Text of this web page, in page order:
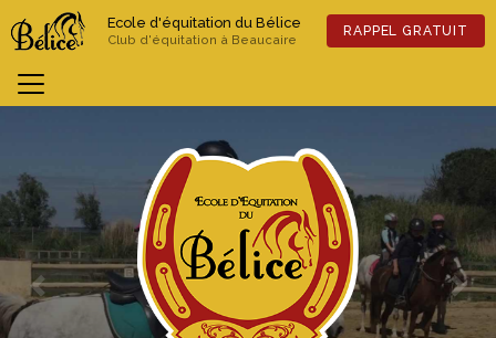
au
principal
Ecole d'équitation du Bélice
Club d'équitation à Beaucaire
RAPPEL GRATUIT
Previous Next